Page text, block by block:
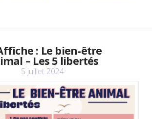
: Le bien-être
– Les 5 libertés
5 juillet 2024